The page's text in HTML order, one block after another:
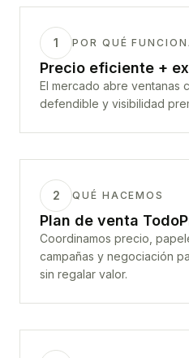
1 POR QUÉ
Precio eficiente +
El mercado abre ventanas
defendible y visibilidad
2 QUÉ HACEMOS
Plan de venta
Coordinamos precio,
campañas y negociación
sin regalar valor.